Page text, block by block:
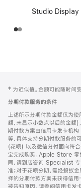
Studio Display (
页
页
脚
注
‡ 为近似值。金额可能随时间变
分期付款服务的条件
上述所示分期付款金额仅为
额，未显示小数点以后的金额)
期付款方案由信用卡发卡机构
等，具体支持分期付款服务的
(花呗) 以及微信分付面向符
宝完成购买。Apple Store
同，请到店咨询 Specialist
准；对于花呗分期，需经蚂蚁
择的分期付款方案未获得信用
被告知原因。请参阅信用卡发